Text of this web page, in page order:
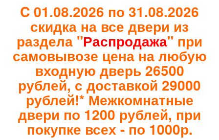
Лабиринт Лондон
Лабиринт Лофт
Лабиринт Мегаполис
Лабиринт Норд Плюс
Лабиринт Нью Йорк
Лабиринт Пазл
Лабиринт Пиано
Лабиринт Пиано Смарт 2.0
Лабиринт Платинум
Лабиринт Полярис лайт
Лабиринт Роял
Лабиринт Сильвер
Лабиринт Сияна
Лабиринт Скайлаб
C 01.08.2026 по 31.08.2026
скидка на все двери из
раздела "Распродажа" при
самовывозе цена на любую
входную дверь 26500
рублей, с доставкой 29000
рублей!* Межкомнатные
двери по 1200 рублей, при
покупке всех - по 1000р.